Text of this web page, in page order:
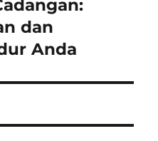
dan
Anda